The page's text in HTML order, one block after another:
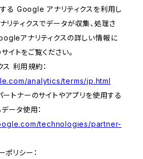
る Google アナリティクスを利用し
リティクスでデータが収集、処理さ
アナリティクスの詳しい情報に
イトをご覧ください。
利用規約：
analytics/terms/jp.html
トナーのサイトやアプリを使用する
ータ使用：
technologies/partner-
リシー：